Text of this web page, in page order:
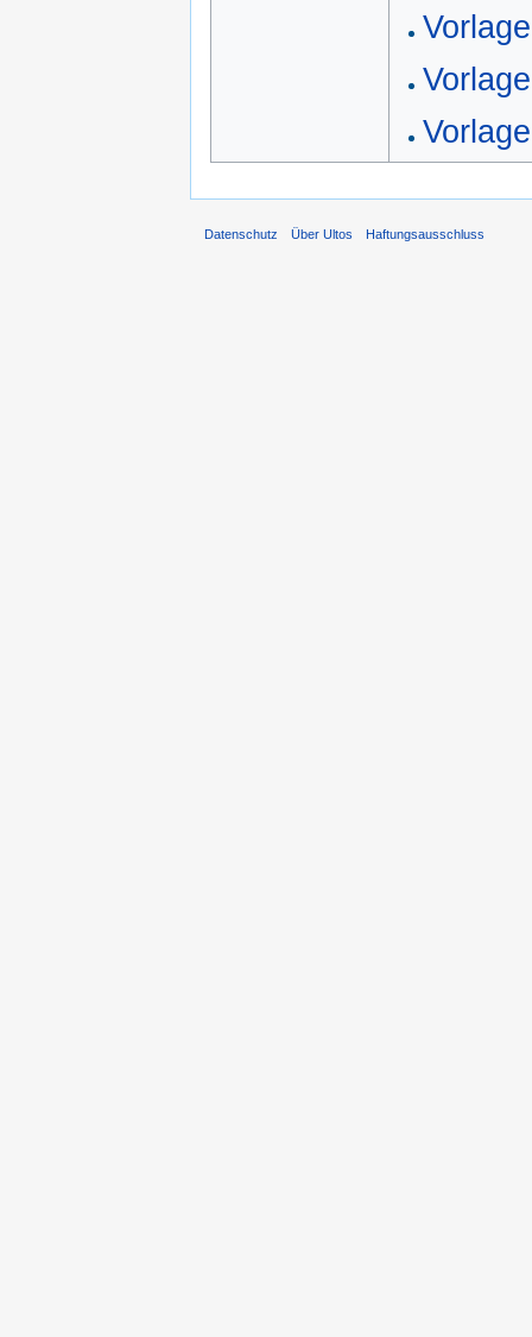
Datenschutz Über Ultos Haftungsausschluss